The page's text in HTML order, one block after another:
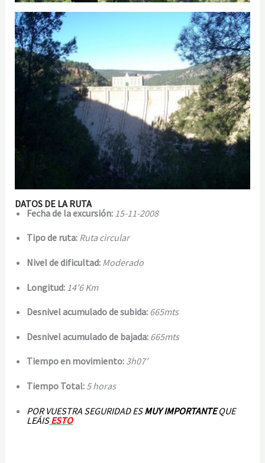
DATOS DE LA RUTA
Fecha de la excursión: 15-11-2008
Tipo de ruta: Ruta circular
Nivel de dificultad: Moderado
Longitud: 14’6 Km
Desnivel acumulado de subida: 665mts
Desnivel acumulado de bajada: 665mts
Tiempo en movimiento: 3h07′
Tiempo Total: 5 horas
POR VUESTRA SEGURIDAD ESMUY IMPORTANTEQUE
LEÁISESTO